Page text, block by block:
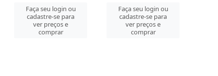
Faça seu login ou
cadastre-se para
ver preços e
comprar
Faça seu login ou
cadastre-se para
ver preços e
comprar